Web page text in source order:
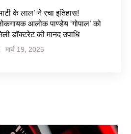
के लाल’ ने रचा इतिहास!
आलोक पाण्डेय ‘गोपाल’ को
डॉक्टरेट की मानद उपाधि
मार्च 19, 2025